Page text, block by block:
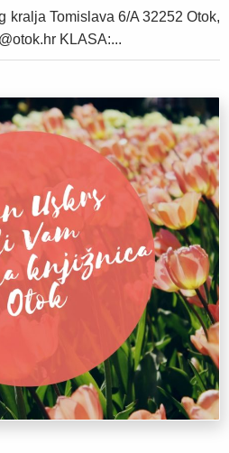
kralja Tomislava 6/A 32252 Otok,
KLASA:...